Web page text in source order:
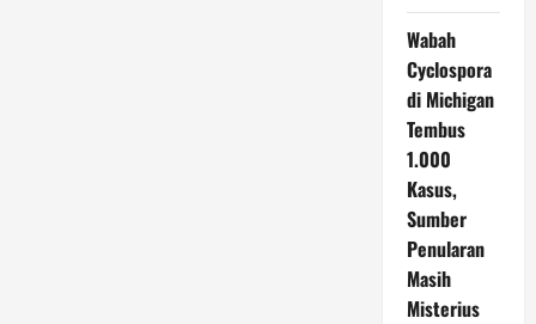
Wabah
Cyclospora
di Michigan
Tembus
1.000
Kasus,
Sumber
Penularan
Masih
Misterius